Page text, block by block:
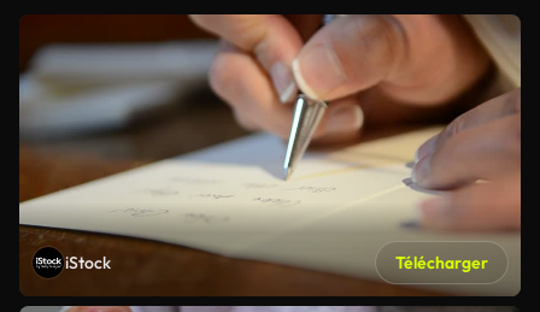
iStock Télécharger